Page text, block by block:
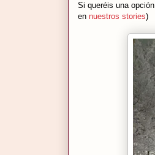
Si queréis una
en nuestros stories)